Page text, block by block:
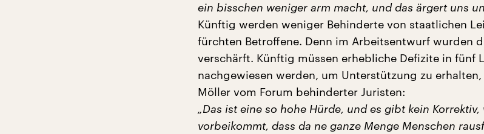
ein bisschen weniger arm macht, und das ärgert uns
Künftig werden weniger Behinderte von staatlichen
fürchten Betroffene. Denn im Arbeitsentwurf wurden
verschärft. Künftig müssen erhebliche Defizite in fünf
nachgewiesen werden, um Unterstützung zu
Möller vom Forum behinderter Juristen:
„Das ist eine so hohe Hürde, und es gibt kein
vorbeikommt, dass da ne ganze Menge Menschen